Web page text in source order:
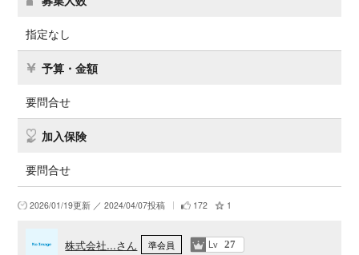
株式会社...さん 準会員 Lv 27
2026/01/19更新 ／ 2024/04/07投稿 172 1
指定なし
予算・金額
要問合せ
加入保険
要問合せ